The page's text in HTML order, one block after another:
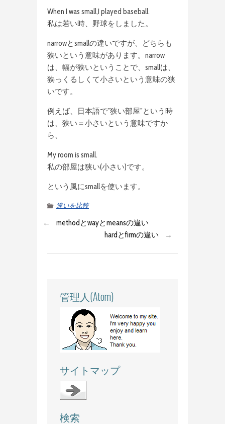
When I was small,I played baseball.
私は若い時、野球をしました。
narrowとsmallの違いですが、どちらも
狭いという意味があります。narrow
は、幅が狭いということで、smallは、
狭っくるしくて小さいという意味の狭
いです。
例えば、日本語で”狭い部屋”という時
は、狭い＝小さいという意味ですか
ら、
My room is small.
私の部屋は狭い(小さい)です。
という風にsmallを使います。
違いを比較
←
methodとwayとmeansの違い
hardとfirmの違い
→
管理人(Atom)
サイトマップ
検索